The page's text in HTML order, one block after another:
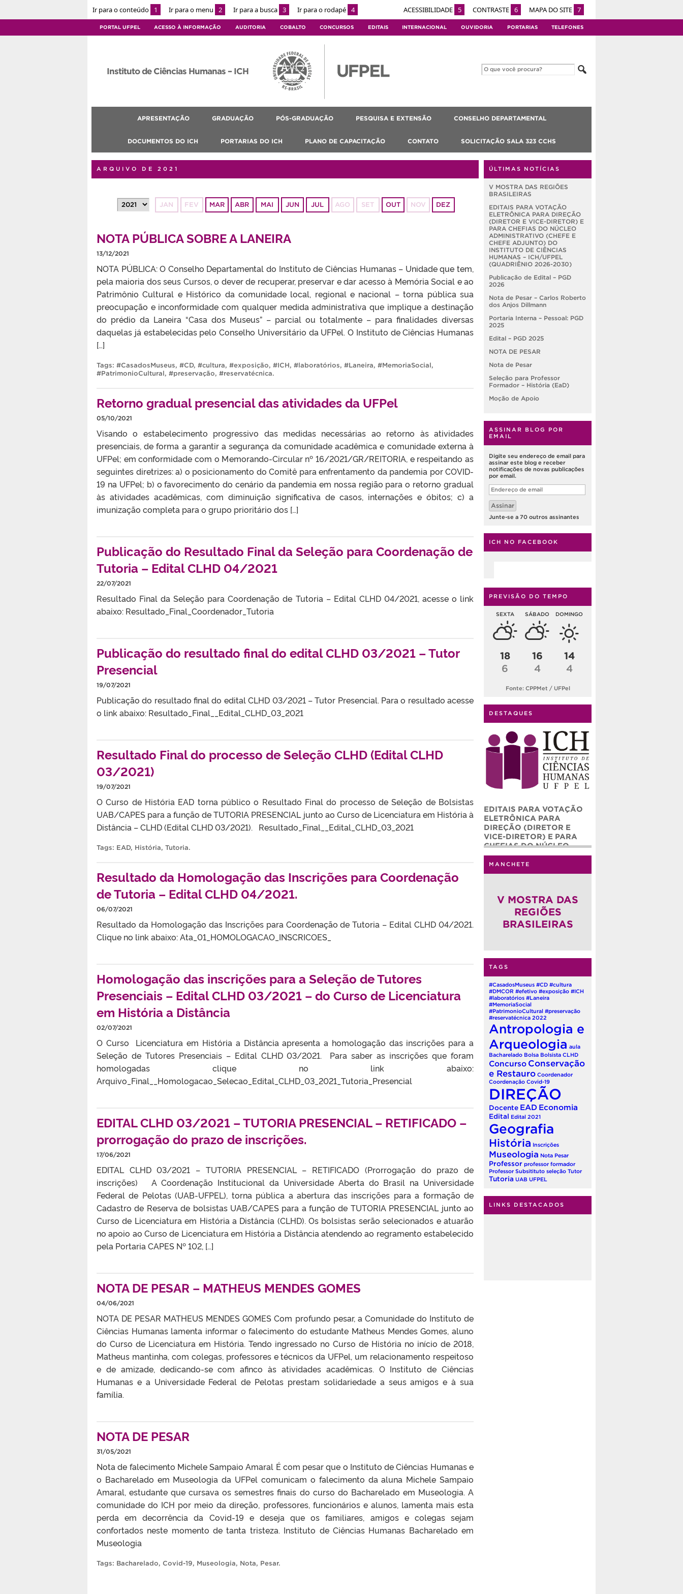
Ir para o conteúdo 1 Ir para o menu 2 Ir para a busca 3 Ir para o rodapé 4 ACESSIBILIDADE 5 CONTRASTE 6 MAPA DO SITE 7
PORTAL UFPEL ACESSO À INFORMAÇÃO AUDITORIA COBALTO CONCURSOS EDITAIS INTERNACIONAL OUVIDORIA PORTARIAS TELEFONES
Instituto de Ciências Humanas – ICH
APRESENTAÇÃO GRADUAÇÃO PÓS-GRADUAÇÃO PESQUISA E EXTENSÃO CONSELHO DEPARTAMENTAL
DOCUMENTOS DO ICH PORTARIAS DO ICH PLANO DE CAPACITAÇÃO CONTATO SOLICITAÇÃO SALA 323 CCHS
ARQUIVO DE 2021
JAN FEV MAR ABR MAI JUN JUL AGO SET OUT NOV DEZ
NOTA PÚBLICA SOBRE A LANEIRA
13/12/2021
NOTA PÚBLICA: O Conselho Departamental do Instituto de Ciências Humanas – Unidade que tem,
pela maioria dos seus Cursos, o dever de recuperar, preservar e dar acesso à Memória Social e ao
Patrimônio Cultural e Histórico da comunidade local, regional e nacional – torna pública sua
preocupação e inconformidade com qualquer medida administrativa que implique a destinação
do prédio da Laneira “Casa dos Museus” – parcial ou totalmente – para finalidades diversas
daquelas já estabelecidas pelo Conselho Universitário da UFPel. O Instituto de Ciências Humanas
[…]
Tags: #CasadosMuseus, #CD, #cultura, #exposição, #ICH, #laboratórios, #Laneira, #MemoriaSocial,
#PatrimonioCultural, #preservação, #reservatécnica.
Retorno gradual presencial das atividades da UFPel
05/10/2021
Visando o estabelecimento progressivo das medidas necessárias ao retorno às atividades
presenciais, de forma a garantir a segurança da comunidade acadêmica e comunidade externa à
UFPel; em conformidade com o Memorando-Circular nº 16/2021/GR/REITORIA, e respeitando as
seguintes diretrizes: a) o posicionamento do Comitê para enfrentamento da pandemia por COVID-
19 na UFPel; b) o favorecimento do cenário da pandemia em nossa região para o retorno gradual
às atividades acadêmicas, com diminuição significativa de casos, internações e óbitos; c) a
imunização completa para o grupo prioritário dos […]
Publicação do Resultado Final da Seleção para Coordenação de
Tutoria – Edital CLHD 04/2021
22/07/2021
Resultado Final da Seleção para Coordenação de Tutoria – Edital CLHD 04/2021, acesse o link
abaixo: Resultado_Final_Coordenador_Tutoria
Publicação do resultado final do edital CLHD 03/2021 – Tutor
Presencial
19/07/2021
Publicação do resultado final do edital CLHD 03/2021 – Tutor Presencial. Para o resultado acesse
o link abaixo: Resultado_Final__Edital_CLHD_03_2021
Resultado Final do processo de Seleção CLHD (Edital CLHD
03/2021)
19/07/2021
O Curso de História EAD torna público o Resultado Final do processo de Seleção de Bolsistas
UAB/CAPES para a função de TUTORIA PRESENCIAL junto ao Curso de Licenciatura em História à
Distância – CLHD (Edital CLHD 03/2021). Resultado_Final__Edital_CLHD_03_2021
Tags: EAD, História, Tutoria.
Resultado da Homologação das Inscrições para Coordenação
de Tutoria – Edital CLHD 04/2021.
06/07/2021
Resultado da Homologação das Inscrições para Coordenação de Tutoria – Edital CLHD 04/2021.
Clique no link abaixo: Ata_01_HOMOLOGACAO_INSCRICOES_
Homologação das inscrições para a Seleção de Tutores
Presenciais – Edital CLHD 03/2021 – do Curso de Licenciatura
em História a Distância
02/07/2021
O Curso Licenciatura em História a Distância apresenta a homologação das inscrições para a
Seleção de Tutores Presenciais – Edital CLHD 03/2021. Para saber as inscrições que foram
homologadas clique no link abaixo:
Arquivo_Final__Homologacao_Selecao_Edital_CLHD_03_2021_Tutoria_Presencial
EDITAL CLHD 03/2021 – TUTORIA PRESENCIAL – RETIFICADO –
prorrogação do prazo de inscrições.
17/06/2021
EDITAL CLHD 03/2021 – TUTORIA PRESENCIAL – RETIFICADO (Prorrogação do prazo de
inscrições) A Coordenação Institucional da Universidade Aberta do Brasil na Universidade
Federal de Pelotas (UAB-UFPEL), torna pública a abertura das inscrições para a formação de
Cadastro de Reserva de bolsistas UAB/CAPES para a função de TUTORIA PRESENCIAL junto ao
Curso de Licenciatura em História a Distância (CLHD). Os bolsistas serão selecionados e atuarão
no apoio ao Curso de Licenciatura em História a Distância atendendo ao regramento estabelecido
pela Portaria CAPES Nº 102, […]
NOTA DE PESAR – MATHEUS MENDES GOMES
04/06/2021
NOTA DE PESAR MATHEUS MENDES GOMES Com profundo pesar, a Comunidade do Instituto de
Ciências Humanas lamenta informar o falecimento do estudante Matheus Mendes Gomes, aluno
do Curso de Licenciatura em História. Tendo ingressado no Curso de História no início de 2018,
Matheus mantinha, com colegas, professores e técnicos da UFPel, um relacionamento respeitoso
e de amizade, dedicando-se com afinco às atividades acadêmicas. O Instituto de Ciências
Humanas e a Universidade Federal de Pelotas prestam solidariedade a seus amigos e à sua
família.
NOTA DE PESAR
31/05/2021
Nota de falecimento Michele Sampaio Amaral É com pesar que o Instituto de Ciências Humanas e
o Bacharelado em Museologia da UFPel comunicam o falecimento da aluna Michele Sampaio
Amaral, estudante que cursava os semestres finais do curso do Bacharelado em Museologia. A
comunidade do ICH por meio da direção, professores, funcionários e alunos, lamenta mais esta
perda em decorrência da Covid-19 e deseja que os familiares, amigos e colegas sejam
confortados neste momento de tanta tristeza. Instituto de Ciências Humanas Bacharelado em
Museologia
Tags: Bacharelado, Covid-19, Museologia, Nota, Pesar.
ÚLTIMAS NOTÍCIAS
V MOSTRA DAS REGIÕES
BRASILEIRAS
EDITAIS PARA VOTAÇÃO
ELETRÔNICA PARA DIREÇÃO
(DIRETOR E VICE-DIRETOR) E
PARA CHEFIAS DO NÚCLEO
ADMINISTRATIVO (CHEFE E
CHEFE ADJUNTO) DO
INSTITUTO DE CIÊNCIAS
HUMANAS – ICH/UFPEL
(QUADRIÊNIO 2026-2030)
Publicação de Edital – PGD
2026
Nota de Pesar – Carlos Roberto
dos Anjos Dillmann
Portaria Interna – Pessoal: PGD
2025
Edital – PGD 2025
NOTA DE PESAR
Nota de Pesar
Seleção para Professor
Formador – História (EaD)
Moção de Apoio
ASSINAR BLOG POR
EMAIL
Digite seu endereço de email para
assinar este blog e receber
notificações de novas publicações
por email.
Endereço
de
email
Assinar
Junte-se a 70 outros assinantes
ICH NO FACEBOOK
PREVISÃO DO TEMPO
SEXTA
18
6
SÁBADO
16
4
DOMINGO
14
4
Fonte: CPPMet / UFPel
DESTAQUES
EDITAIS PARA VOTAÇÃO
ELETRÔNICA PARA
DIREÇÃO (DIRETOR E
VICE-DIRETOR) E PARA
CHEFIAS DO NÚCLEO
ADMINISTRATIVO (CHEFE
E CHEFE ADJUNTO) DO
INSTITUTO DE CIÊNCIAS
MANCHETE
V MOSTRA DAS
REGIÕES
BRASILEIRAS
TAGS
#CasadosMuseus #CD #cultura
#DMCOR #efetivo #exposição #ICH
#laboratórios #Laneira
#MemoriaSocial
#PatrimonioCultural #preservação
#reservatécnica 2022
Antropologia e
Arqueologia aula
Bacharelado Bolsa Bolsista CLHD
Concurso Conservação
e Restauro Coordenador
Coordenação Covid-19
DIREÇÃO
Docente EAD Economia
Edital Edital 2021
Geografia
História Inscrições
Museologia Nota Pesar
Professor professor formador
Professor Subsitituto seleção Tutor
Tutoria UAB UFPEL
LINKS DESTACADOS